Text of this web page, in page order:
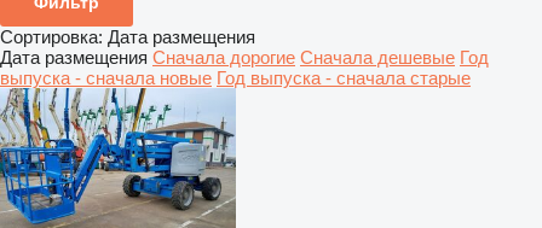
Сортировка: Дата размещения
Дата размещения Сначала дорогие Сначала дешевые Год
выпуска - сначала новые Год выпуска - сначала старые